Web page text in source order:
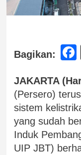
Bagikan:
JAKARTA
(Persero)
sistem
yang sudah
Induk
UIP JBT)